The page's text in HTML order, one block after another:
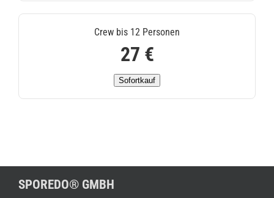
Crew bis 12 Personen
27 €
Sofortkauf
SPOREDO® GMBH